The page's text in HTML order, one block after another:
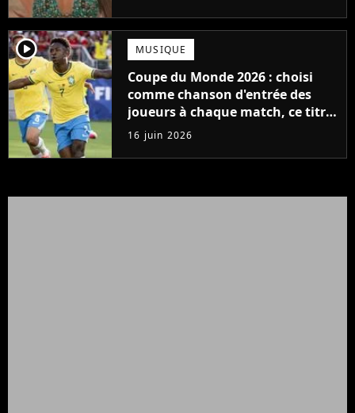
player2 MUSIQUE
Coupe du Monde 2026 : choisi
comme chanson d'entrée des
joueurs à chaque match, ce titre
des années 80 cartonne
16 juin 2026